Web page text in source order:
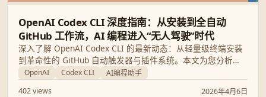
OpenAI Codex CLI 深度指南：从安装到全自动
GitHub 工作流，AI 编程进入“无人驾驶”时代
深入了解 OpenAI Codex CLI 的最新动态：从轻量级终端安装
到革命性的 GitHub 自动触发器与插件系统。本文为您分析
GPT-5.4 mini 的集成效果，并客观对比 Codex 与 Claude
Code 的优劣。
OpenAI Codex CLI
AI编程助手
402 views
2026年4月6日